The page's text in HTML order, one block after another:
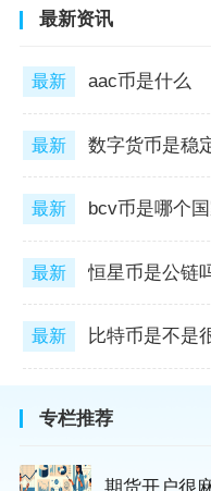
最新资讯
最新 aac币是什么
最新 数字货币是稳
最新 bcv币是哪个
最新 恒星币是公链
最新 比特币是不是
专栏推荐
期货开户很